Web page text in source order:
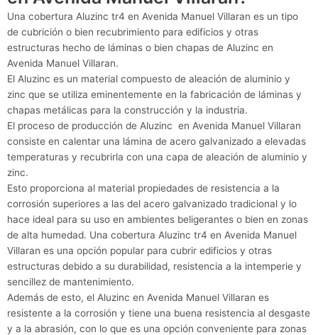
Una cobertura Aluzinc tr4 en Avenida Manuel Villaran es un tipo
de cubrición o bien recubrimiento para edificios y otras
estructuras hecho de láminas o bien chapas de Aluzinc en
Avenida Manuel Villaran.
El Aluzinc es un material compuesto de aleación de aluminio y
zinc que se utiliza eminentemente en la fabricación de láminas y
chapas metálicas para la construcción y la industria.
El proceso de producción de Aluzinc en Avenida Manuel Villaran
consiste en calentar una lámina de acero galvanizado a elevadas
temperaturas y recubrirla con una capa de aleación de aluminio y
zinc.
Esto proporciona al material propiedades de resistencia a la
corrosión superiores a las del acero galvanizado tradicional y lo
hace ideal para su uso en ambientes beligerantes o bien en zonas
de alta humedad. Una cobertura Aluzinc tr4 en Avenida Manuel
Villaran es una opción popular para cubrir edificios y otras
estructuras debido a su durabilidad, resistencia a la intemperie y
sencillez de mantenimiento.
Además de esto, el Aluzinc en Avenida Manuel Villaran es
resistente a la corrosión y tiene una buena resistencia al desgaste
y a la abrasión, con lo que es una opción conveniente para zonas